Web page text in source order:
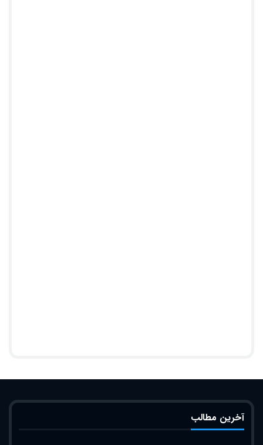
آخرین مطالب